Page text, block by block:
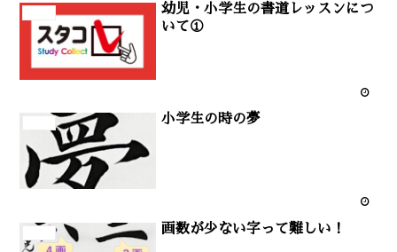
幼児・小学生の書道レッスンにつ
いて①
小学生の時の夢
画数が少ない字って難しい！